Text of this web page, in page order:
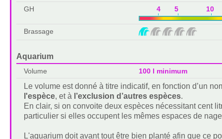
GH 4 5 10
Brassage
Aquarium
Volume 100 l minimum
Le volume est donné à titre indicatif, en fonction d’un
l'espèce, et à l’exclusion d’autres espèces.
En clair, si on convoite deux espèces nécessitant cent
particulier si elles occupent les mêmes espaces de
L'aquarium doit avant tout être bien planté afin que ce